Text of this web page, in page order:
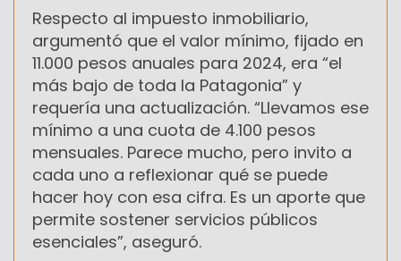
Respecto al impuesto inmobiliario,
argumentó que el valor mínimo, fijado en
11.000 pesos anuales para 2024, era “el
más bajo de toda la Patagonia” y
requería una actualización. “Llevamos ese
mínimo a una cuota de 4.100 pesos
mensuales. Parece mucho, pero invito a
cada uno a reflexionar qué se puede
hacer hoy con esa cifra. Es un aporte que
permite sostener servicios públicos
esenciales”, aseguró.